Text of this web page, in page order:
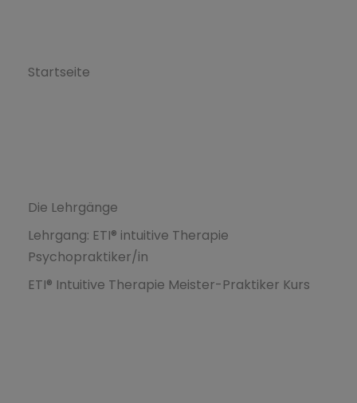
Startseite
Die Lehrgänge
Lehrgang: ETI® intuitive Therapie
Psychopraktiker/in
ETI® Intuitive Therapie Meister-Praktiker Kurs